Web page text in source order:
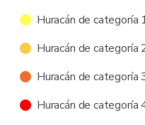
Huracán de
Huracán de
Huracán de
Huracán de